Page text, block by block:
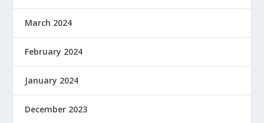
March 2024
February 2024
January 2024
December 2023